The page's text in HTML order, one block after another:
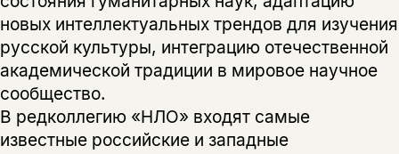
новых интеллектуальных трендов для изучения
русской культуры, интеграцию отечественной
академической традиции в мировое научное
сообщество.
В редколлегию «НЛО» входят самые
известные российские и западные